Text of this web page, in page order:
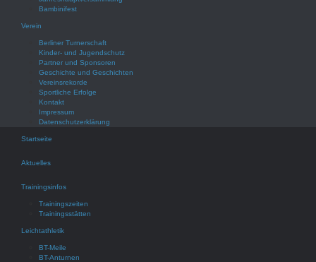
Bambinifest
Verein
Berliner Turnerschaft
Kinder- und Jugendschutz
Partner und Sponsoren
Geschichte und Geschichten
Vereinsrekorde
Sportliche Erfolge
Kontakt
Impressum
Datenschutzerklärung
Startseite
Aktuelles
Trainingsinfos
Trainingszeiten
Trainingsstätten
Leichtathletik
BT-Meile
BT-Anturnen